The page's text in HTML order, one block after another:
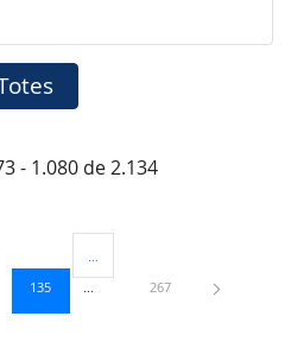
- 1.080 de 2.134
Utilitzeu TAB per navegar.
Pàgina
135
Pàgines intermèdies Utilitzeu
Pàgina
267